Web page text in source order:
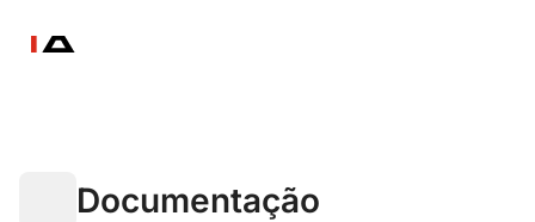
Documentação